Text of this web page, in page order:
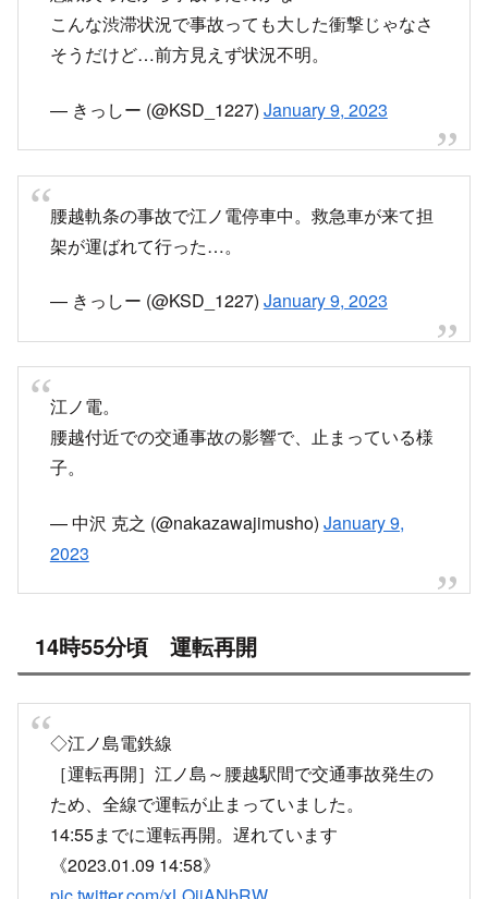
こんな渋滞状況で事故っても大した衝撃じゃなさ
そうだけど…前方見えず状況不明。
— きっしー (@KSD_1227) January 9, 2023
腰越軌条の事故で江ノ電停車中。救急車が来て担
架が運ばれて行った…。
— きっしー (@KSD_1227) January 9, 2023
江ノ電。
腰越付近での交通事故の影響で、止まっている様
子。
— 中沢 克之 (@nakazawajimusho) January 9,
2023
14時55分頃 運転再開
◇江ノ島電鉄線
［運転再開］江ノ島～腰越駅間で交通事故発生の
ため、全線で運転が止まっていました。
14:55までに運転再開。遅れています
《2023.01.09 14:58》